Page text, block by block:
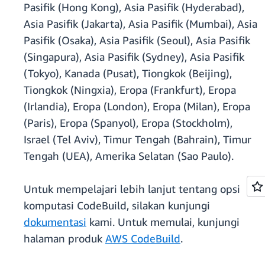
Pasifik (Hong Kong), Asia Pasifik (Hyderabad),
Asia Pasifik (Jakarta), Asia Pasifik (Mumbai), Asia
Pasifik (Osaka), Asia Pasifik (Seoul), Asia Pasifik
(Singapura), Asia Pasifik (Sydney), Asia Pasifik
(Tokyo), Kanada (Pusat), Tiongkok (Beijing),
Tiongkok (Ningxia), Eropa (Frankfurt), Eropa
(Irlandia), Eropa (London), Eropa (Milan), Eropa
(Paris), Eropa (Spanyol), Eropa (Stockholm),
Israel (Tel Aviv), Timur Tengah (Bahrain), Timur
Tengah (UEA), Amerika Selatan (Sao Paulo).
Untuk mempelajari lebih lanjut tentang opsi
komputasi CodeBuild, silakan kunjungi
dokumentasi kami. Untuk memulai, kunjungi
halaman produk AWS CodeBuild.